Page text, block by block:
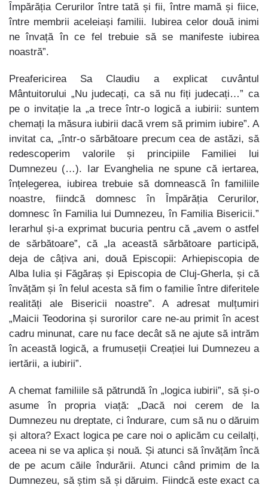
Împărăția Cerurilor între tată și fii, între mamă și fiice,
între membrii aceleiași familii. Iubirea celor două inimi
ne învață în ce fel trebuie să se manifeste iubirea
noastră”.
Preafericirea Sa Claudiu a explicat cuvântul
Mântuitorului „Nu judecați, ca să nu fiți judecați…” ca
pe o invitație la „a trece într-o logică a iubirii: suntem
chemați la măsura iubirii dacă vrem să primim iubire”. A
invitat ca, „într-o sărbătoare precum cea de astăzi, să
redescoperim valorile și principiile Familiei lui
Dumnezeu (…). Iar Evanghelia ne spune că iertarea,
înțelegerea, iubirea trebuie să domnească în familiile
noastre, fiindcă domnesc în Împărăția Cerurilor,
domnesc în Familia lui Dumnezeu, în Familia Bisericii.”
Ierarhul și-a exprimat bucuria pentru că „avem o astfel
de sărbătoare”, că „la această sărbătoare participă,
deja de câțiva ani, două Episcopii: Arhiepiscopia de
Alba Iulia și Făgăraș și Episcopia de Cluj-Gherla, și că
învățăm și în felul acesta să fim o familie între diferitele
realități ale Bisericii noastre”. A adresat mulțumiri
„Maicii Teodorina și surorilor care ne-au primit în acest
cadru minunat, care nu face decât să ne ajute să intrăm
în această logică, a frumuseții Creației lui Dumnezeu a
iertării, a iubirii”.
A chemat familiile să pătrundă în „logica iubirii”, să și-o
asume în propria viață: „Dacă noi cerem de la
Dumnezeu nu dreptate, ci îndurare, cum să nu o dăruim
și altora? Exact logica pe care noi o aplicăm cu ceilalți,
aceea ni se va aplica și nouă. Și atunci să învățăm încă
de pe acum căile îndurării. Atunci când primim de la
Dumnezeu, să știm să și dăruim. Fiindcă este exact ca